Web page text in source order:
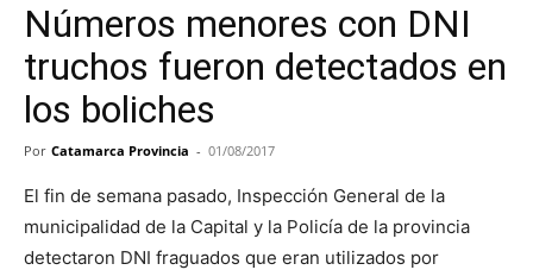
Provincia
Números menores con DNI
truchos fueron detectados en
los boliches
Por Catamarca Provincia - 01/08/2017
El fin de semana pasado, Inspección General de la
municipalidad de la Capital y la Policía de la provincia
detectaron DNI fraguados que eran utilizados por